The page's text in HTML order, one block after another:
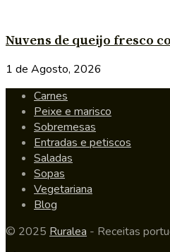
Nuvens de queijo fresco
1 de Agosto, 2026
Carnes
Peixe e marisco
Sobremesas
Entradas e petiscos
Saladas
Sopas
Vegetariana
Blog
© 2025 Ruralea - Receitas